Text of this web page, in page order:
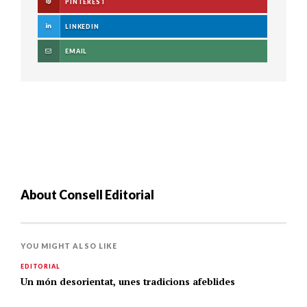
LINKEDIN
EMAIL
About Consell Editorial
YOU MIGHT ALSO LIKE
EDITORIAL
Un món desorientat, unes tradicions afeblides